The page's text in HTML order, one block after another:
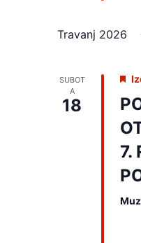
Travanj 2026
SUBOT
A
18
7.